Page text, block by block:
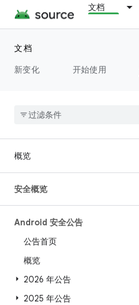
文档
文档
新变化
开始使用
概览
安全概览
Android 安全公告
公告首页
概览
2026 年公告
2025 年公告